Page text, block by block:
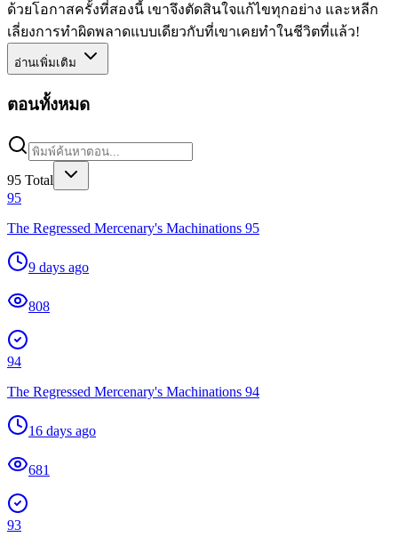
ด้วยโอกาสครั้งที่สองนี้ เขาจึงตัดสินใจแก้ไขทุกอย่าง และหลีก
เลี่ยงการทำผิดพลาดแบบเดียวกับที่เขาเคยทำในชีวิตที่แล้ว!
อ่านเพิ่มเติม
ตอนทั้งหมด
95 Total
95
The Regressed Mercenary's Machinations 95
9 days ago
808
94
The Regressed Mercenary's Machinations 94
16 days ago
681
93